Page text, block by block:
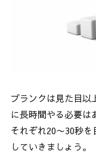
プランクは見た目以
に長時間やる必要は
それぞれ20〜30秒
していきましょう。